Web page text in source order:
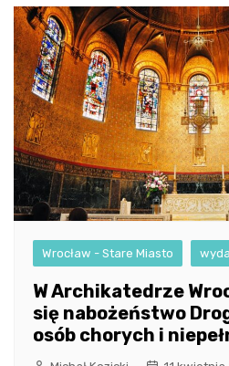
Wrocław - Stare Miasto
W Archikatedrze
się nabożeństwo
osób chorych i